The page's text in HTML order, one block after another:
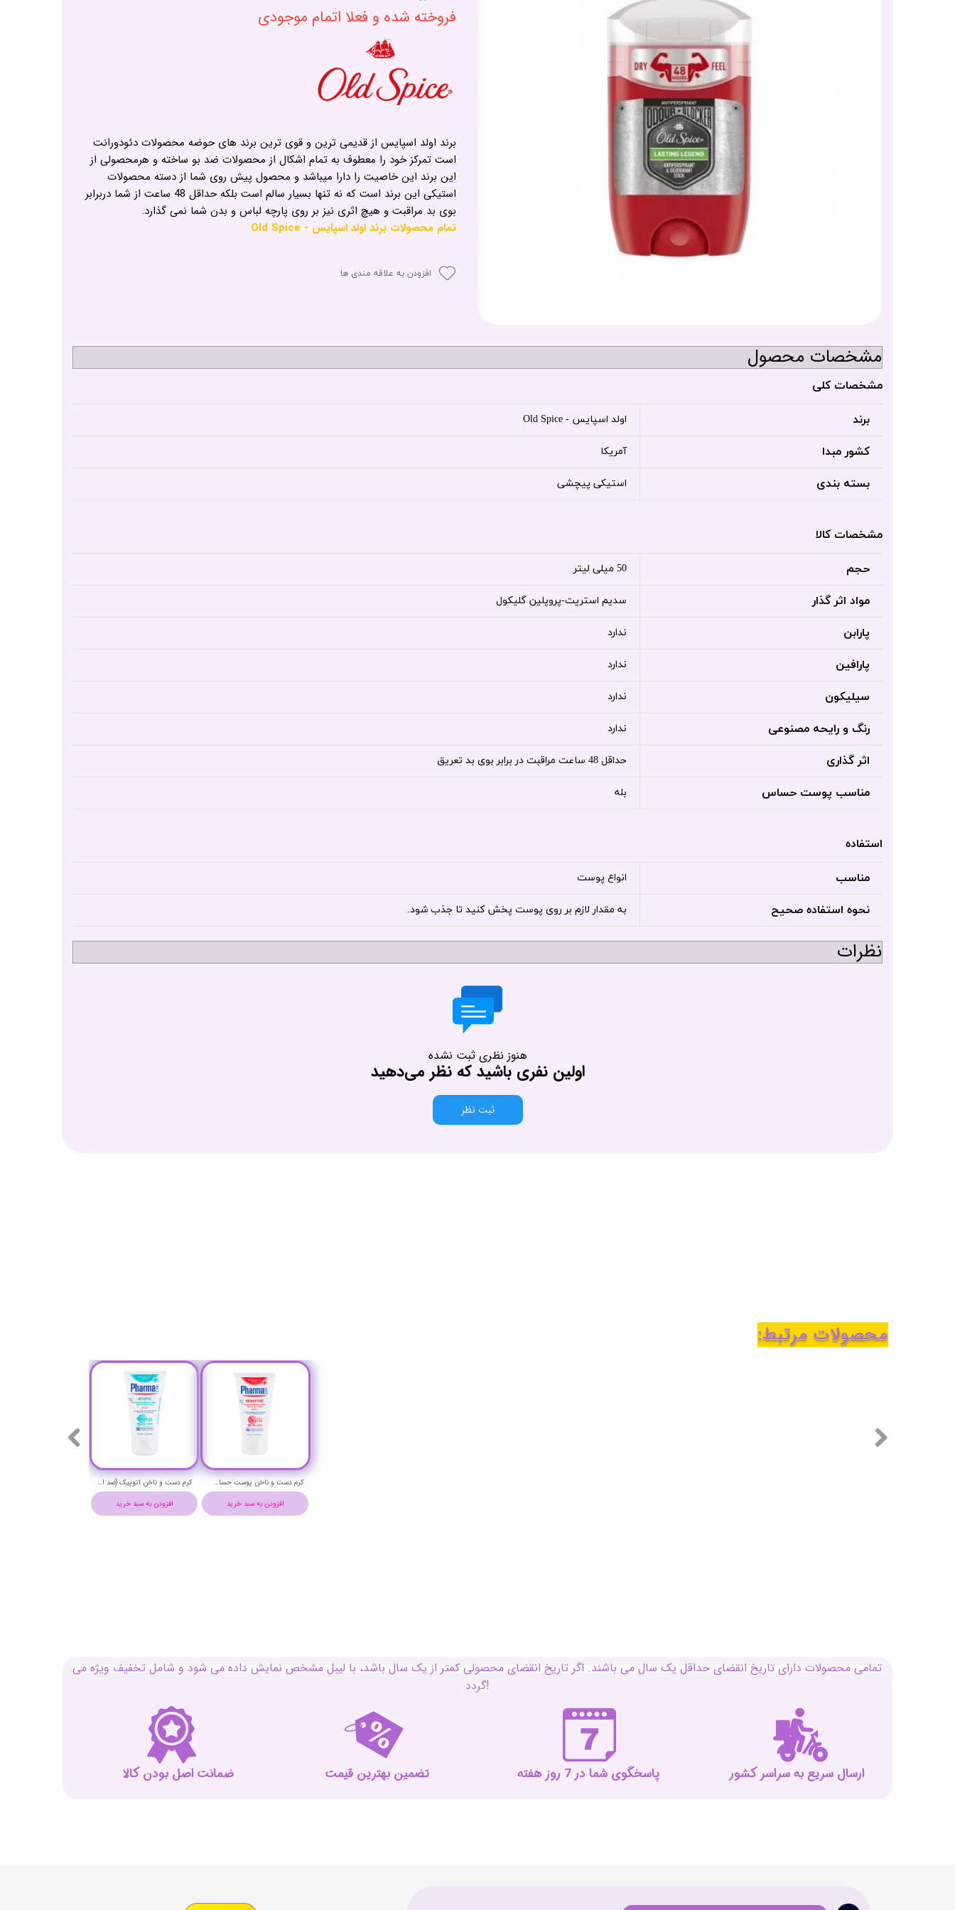
فروخته شده و فعلا اتمام موجودی
برند اولد اسپایس از قدیمی ترین و قوی ترین برند های حوضه محصولات دئودورانت
است تمرکز خود را معطوف به تمام اشکال از محصولات ضد بو ساخته و هرمحصولی از
این برند این خاصیت را دارا میباشد و محصول پیش روی شما از دسته محصولات
استیکی این برند است که نه تنها بسیار سالم است بلکه حداقل 48 ساعت از شما دربرابر
بوی بد مراقبت و هیچ اثری نیز بر روی پارچه لباس و بدن شما نمی گذارد.
تمام محصولات برند اولد اسپایس - Old Spice
افزودن به علاقه مندی ها
مشخصات محصول
مشخصات کلی
برند اولد اسپایس - Old Spice
کشور مبدا آمریکا
بسته بندی استیکی پیچشی
مشخصات کالا
حجم 50 میلی لیتر
مواد اثر گذار سدیم استریت-پروپلین گلیکول
پارابن ندارد
پارافین ندارد
سیلیکون ندارد
رنگ و رایحه مصنوعی ندارد
اثر گذاری حداقل 48 ساعت مراقبت در برابر بوی بد تعریق
مناسب پوست حساس بله
استفاده
مناسب انواع پوست
نحوه استفاده صحیح به مقدار لازم بر روی پوست پخش کنید تا جذب شود.
نظرات
هنوز نظری ثبت نشده
اولین نفری باشید که نظر می‌دهید
ثبت نظر
کرم دست و ناخن اتوپیک (ضد اگزوما) فارمالاین حجم 75 میلی لیتر - PharmaLine ATOPIC hand & nail Cream
افزودن به سبد خرید
کرم دست و ناخن پوست حساس فارمالاین حجم 75 میلی لیتر - PharmaLine Sensetive hand & nail Cream
افزودن به سبد خرید
محصولات مرتبط:
تمامی محصولات دارای تاریخ انقضای حداقل یک سال می باشند. اگر تاریخ انقضای محصولی کمتر از یک سال باشد، با لیبل مشخص نمایش داده می شود و شامل تخفیف ویژه می
گردد!
ضمانت اصل بودن کالا تضمین بهترین قیمت پاسخگوی شما در 7 روز هفته ارسال سریع به سراسر کشور